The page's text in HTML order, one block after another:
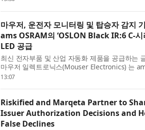
마우저, 운전자 모니터링 및 탑승자 감지
ams OSRAM의 ‘OSLON Black IR:6 C-시
LED 공급
최신 전자부품 및 산업 자동화 제품을 공급하는
마우저 일렉트로닉스(Mouser Electronics) 는
운 OSLON® Black IR:6 C-시리즈 LED를 공급한
13:07
Riskified and Marqeta Partner to
Issuer Authorization Decisions and
False Declines